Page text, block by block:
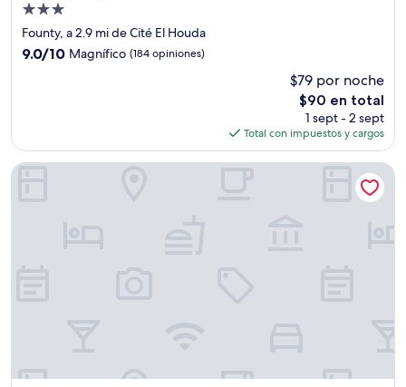
Propiedad
de
3.0
Founty, a 2.9 mi de Cité El Houda
9.0
9.0/10 Magnífico (184 opiniones)
$79 por noche
El
precio
actual
es
de
$90 en total
1 sept - 2 sept
Total con impuestos y cargos
Atlas Kasbah Ecolodge